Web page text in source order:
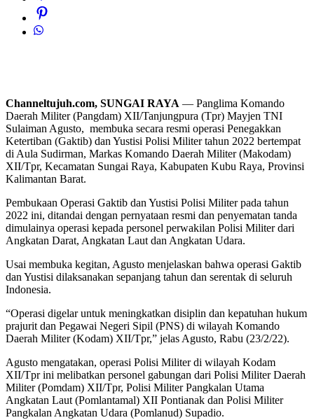
Channeltujuh.com, SUNGAI RAYA — Panglima Komando
Daerah Militer (Pangdam) XII/Tanjungpura (Tpr) Mayjen TNI
Sulaiman Agusto, membuka secara resmi operasi Penegakkan
Ketertiban (Gaktib) dan Yustisi Polisi Militer tahun 2022 bertempat
di Aula Sudirman, Markas Komando Daerah Militer (Makodam)
XII/Tpr, Kecamatan Sungai Raya, Kabupaten Kubu Raya, Provinsi
Kalimantan Barat.
Pembukaan Operasi Gaktib dan Yustisi Polisi Militer pada tahun
2022 ini, ditandai dengan pernyataan resmi dan penyematan tanda
dimulainya operasi kepada personel perwakilan Polisi Militer dari
Angkatan Darat, Angkatan Laut dan Angkatan Udara.
Usai membuka kegitan, Agusto menjelaskan bahwa operasi Gaktib
dan Yustisi dilaksanakan sepanjang tahun dan serentak di seluruh
Indonesia.
“Operasi digelar untuk meningkatkan disiplin dan kepatuhan hukum
prajurit dan Pegawai Negeri Sipil (PNS) di wilayah Komando
Daerah Militer (Kodam) XII/Tpr,” jelas Agusto, Rabu (23/2/22).
Agusto mengatakan, operasi Polisi Militer di wilayah Kodam
XII/Tpr ini melibatkan personel gabungan dari Polisi Militer Daerah
Militer (Pomdam) XII/Tpr, Polisi Militer Pangkalan Utama
Angkatan Laut (Pomlantamal) XII Pontianak dan Polisi Militer
Pangkalan Angkatan Udara (Pomlanud) Supadio.